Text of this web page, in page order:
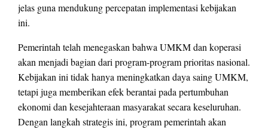
jelas guna mendukung percepatan implementasi kebijakan
ini.
Pemerintah telah menegaskan bahwa UMKM dan koperasi
akan menjadi bagian dari program-program prioritas nasional.
Kebijakan ini tidak hanya meningkatkan daya saing UMKM,
tetapi juga memberikan efek berantai pada pertumbuhan
ekonomi dan kesejahteraan masyarakat secara keseluruhan.
Dengan langkah strategis ini, program pemerintah akan